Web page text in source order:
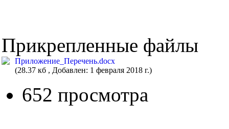
Прикрепленные файлы
Приложение_Перечень.docx
(28.37 кб , Добавлен: 1 февраля 2018 г.)
652 просмотра